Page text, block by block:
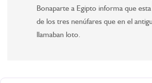
Bonaparte a Egipto informa que
de los tres nenúfares que en el
llamaban loto.